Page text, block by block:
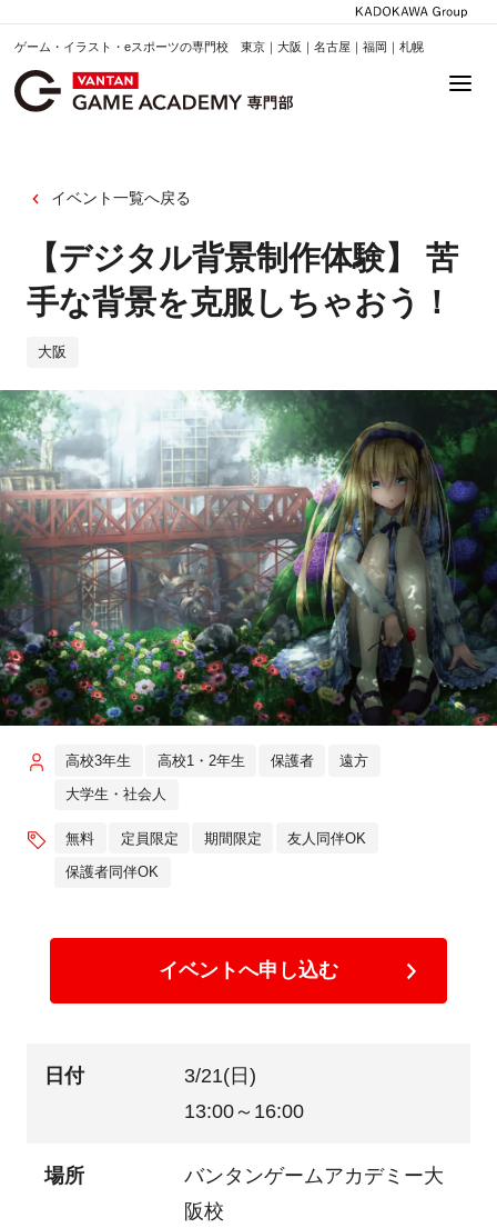
ゲーム・イラスト・eスポーツの専門校 東京｜大阪｜名古屋｜福岡｜札幌
イベント一覧へ戻る
【デジタル背景制作体験】 苦
手な背景を克服しちゃおう！
大阪
高校3年生 高校1・2年生 保護者 遠方
大学生・社会人
無料 定員限定 期間限定 友人同伴OK
保護者同伴OK
イベントへ申し込む
日付
3/21(日)
13:00～16:00
場所
バンタンゲームアカデミー大
阪校